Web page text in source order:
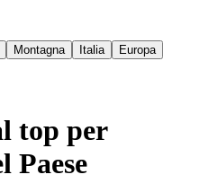
Montagna Italia
Europa
top per
Paese